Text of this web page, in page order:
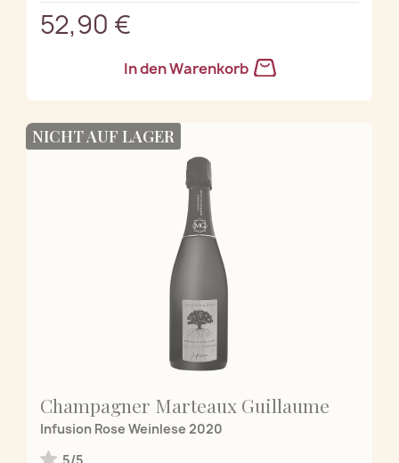
52,90 €
In den Warenkorb
Champagner Marteaux Guillaume
Infusion Rose Weinlese 2020
5/5
NICHT AUF LAGER